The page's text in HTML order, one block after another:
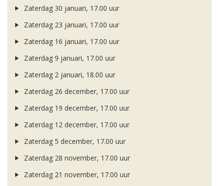
Zaterdag 30 januari, 17.00 uur
Zaterdag 23 januari, 17.00 uur
Zaterdag 16 januari, 17.00 uur
Zaterdag 9 januari, 17.00 uur
Zaterdag 2 januari, 18.00 uur
Zaterdag 26 december, 17.00 uur
Zaterdag 19 december, 17.00 uur
Zaterdag 12 december, 17.00 uur
Zaterdag 5 december, 17.00 uur
Zaterdag 28 november, 17.00 uur
Zaterdag 21 november, 17.00 uur